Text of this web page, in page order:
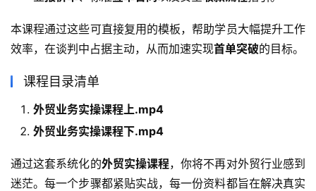
本课程通过这些可直接复用的模板，帮助学员大幅提升工作
效率，在谈判中占据主动，从而加速实现首单突破的目标。
课程目录清单
外贸业务实操课程上.mp4
外贸业务实操课程下.mp4
通过这套系统化的外贸实操课程，你将不再对外贸行业感到
迷茫。每一个步骤都紧贴实战，每一份资料都旨在解决真实